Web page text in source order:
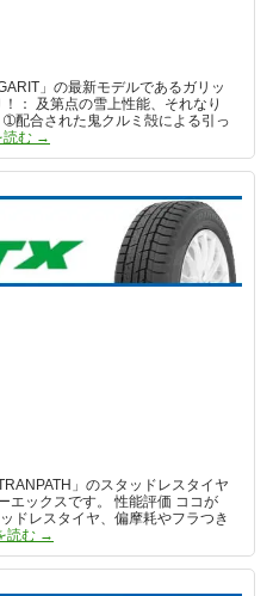
」の最新モデルであるガリッ
： 及第点の雪上性能、それなり
配合された鬼クルミ殻による引っ
読む GARIT GIZ
→
」のスタッドレスタイヤ
エックスです。 性能評価 ココが
ドレスタイヤ、偏摩耗やフラつき
読む Winter TRANPATH TX
→